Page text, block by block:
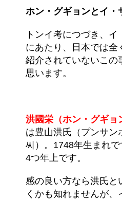
ホン・グギョンとイ・
トンイ考につづき、
にあたり、日本では全
紹介されていないこの
思います。
洪國栄（ホン・グギョ
は豊山洪氏（プンサン
씨）。1748年生まれ
4つ年上です。
感の良い方なら洪氏と
くかも知れませんが